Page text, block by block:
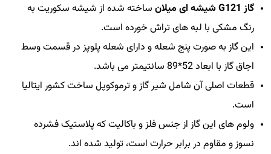
گاز G121 شیشه ای میلان
ساخته شده از شیشه سکوریت به
رنگ مشکی با لبه های تراش خورده است.
این گاز به صورت پنج شعله و دارای شعله پلوپز در قسمت وسط
اجاق گاز با ابعاد 52*89 سانتیمتر می باشد.
قطعات اصلی آن شامل شیر گاز و ترموکوپل ساخت کشور ایتالیا
است.
ولوم های این گاز از جنس فلز و باکالیت که پلاستیک فشرده
نسوز و مقاوم در برابر حرارت است، تولید شده اند.